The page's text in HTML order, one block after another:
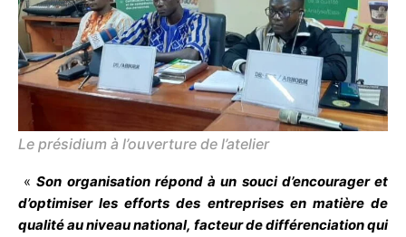
Le présidium à l’ouverture de l’atelier
«Son organisation répond à un souci d’encourager et
d’optimiser les efforts des entreprises en matière de
qualité au niveau national, facteur de différenciation qui